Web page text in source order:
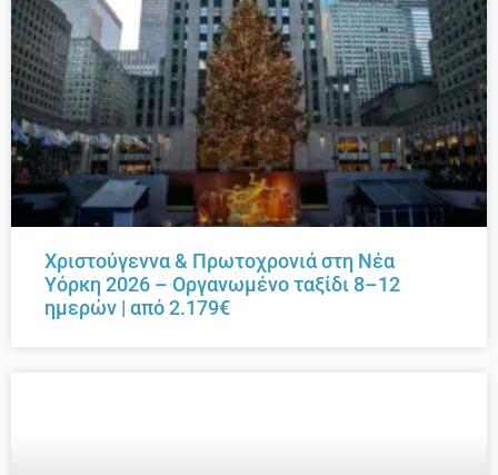
Χριστούγεννα & Πρωτοχρονιά στη Νέα
Υόρκη 2026 – Οργανωμένο ταξίδι 8–12
ημερών | από 2.179€